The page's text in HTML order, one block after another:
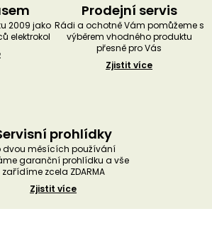
2009 jako
elektrokol
Prodejní servis
Rádi a ochotně Vám pomůžeme s
výběrem vhodného produktu
přesně pro Vás
Zjistit více
prohlídky
dvou měsících používání
garanční prohlídku a vše
zařídíme zcela ZDARMA
Zjistit více